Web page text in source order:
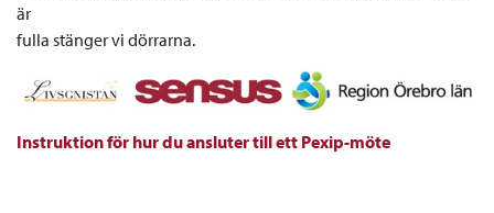
är
fulla stänger vi dörrarna.
Instruktion för hur du ansluter till ett Pexip-möte